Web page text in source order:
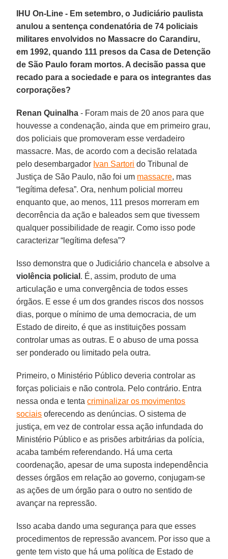
IHU On-Line - Em setembro, o Judiciário paulista
anulou a sentença condenatória de 74 policiais
militares envolvidos no Massacre do Carandiru,
em 1992, quando 111 presos da Casa de Detenção
de São Paulo foram mortos. A decisão passa que
recado para a sociedade e para os integrantes das
corporações?
Renan Quinalha - Foram mais de 20 anos para que
houvesse a condenação, ainda que em primeiro grau,
dos policiais que promoveram esse verdadeiro
massacre. Mas, de acordo com a decisão relatada
pelo desembargador Ivan Sartori do Tribunal de
Justiça de São Paulo, não foi um massacre, mas
“legítima defesa”. Ora, nenhum policial morreu
enquanto que, ao menos, 111 presos morreram em
decorrência da ação e baleados sem que tivessem
qualquer possibilidade de reagir. Como isso pode
caracterizar “legítima defesa”?
Isso demonstra que o Judiciário chancela e absolve a
violência policial . É, assim, produto de uma
articulação e uma convergência de todos esses
órgãos. E esse é um dos grandes riscos dos nossos
dias, porque o mínimo de uma democracia, de um
Estado de direito, é que as instituições possam
controlar umas as outras. E o abuso de uma possa
ser ponderado ou limitado pela outra.
Primeiro, o Ministério Público deveria controlar as
forças policiais e não controla. Pelo contrário. Entra
nessa onda e tentacriminalizar os movimentos
sociais oferecendo as denúncias. O sistema de
justiça, em vez de controlar essa ação infundada do
Ministério Público e as prisões arbitrárias da polícia,
acaba também referendando. Há uma certa
coordenação, apesar de uma suposta independência
desses órgãos em relação ao governo, conjugam-se
as ações de um órgão para o outro no sentido de
avançar na repressão.
Isso acaba dando uma segurança para que esses
procedimentos de repressão avancem. Por isso que a
gente tem visto que há uma política de Estado de